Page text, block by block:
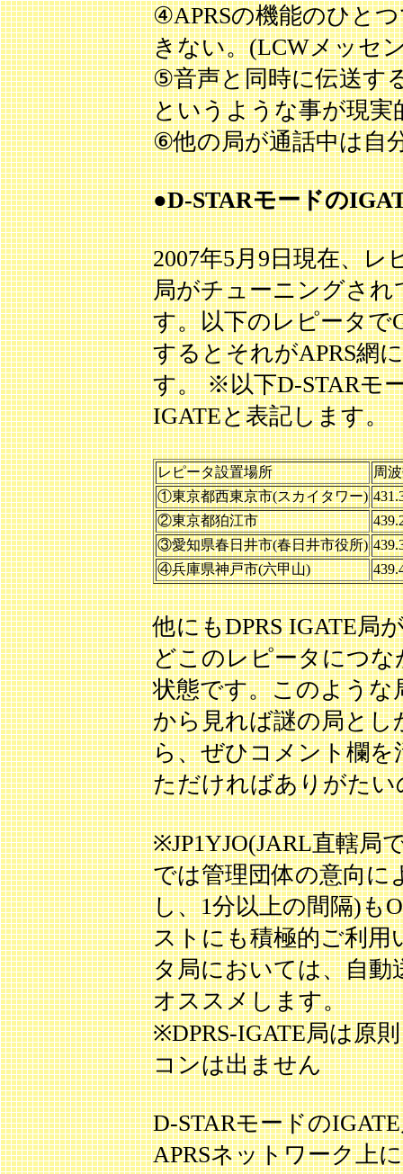
④APRSの機能のひと
きない。(LCWメッセ
⑤音声と同時に伝送す
というような事が現実
⑥他の局が通話中は自
●D-STARモードの
2007年5月9日現在、レ
局がチューニングさ
す。以下のレピータで
するとそれがAPRS網
す。 ※以下D-STARモ
IGATEと表記します。
レピータ設置場所
周
①東京都西東京市(スカイタワー)
②東京都狛江市
③愛知県春日井市(春日井市役所)
④兵庫県神戸市(六甲山)
他にもDPRS IGATE局
どこのレピータにつ
状態です。このような
から見れば謎の局と
ら、ぜひコメント欄
ただければありがたい
※JP1YJO(JARL直轄局
では管理団体の意向に
し、1分以上の間隔)も
ストにも積極的ご利
タ局においては、自動
オススメします。
※DPRS-IGATE局は原
コンは出ません
D-STARモードの
APRSネットワーク上